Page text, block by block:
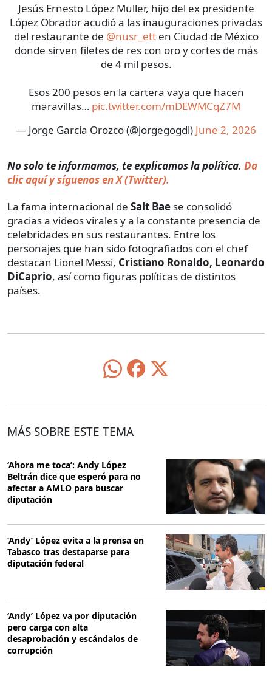
Jesús Ernesto López Muller, hijo del ex presidente
López Obrador acudió a las inauguraciones privadas
del restaurante de @nusr_etten Ciudad de México
donde sirven filetes de res con oro y cortes de más
de 4 mil pesos.
Esos 200 pesos en la cartera vaya que hacen
maravillas… pic.twitter.com/mDEWMCqZ7M
— Jorge García Orozco (@jorgegogdl) June 2, 2026
No solo te informamos, te explicamos la política. Da
clic aquí y síguenos en X (Twitter).
La fama internacional de Salt Bae se consolidó
gracias a videos virales y a la constante presencia de
celebridades en sus restaurantes. Entre los
personajes que han sido fotografiados con el chef
destacan Lionel Messi, Cristiano Ronaldo, Leonardo
DiCaprio, así como figuras políticas de distintos
países.
MÁS SOBRE ESTE TEMA
‘Ahora me toca’: Andy López
Beltrán dice que esperó para no
afectar a AMLO para buscar
diputación
‘Andy’ López evita a la prensa en
Tabasco tras destaparse para
diputación federal
‘Andy’ López va por diputación
pero carga con alta
desaprobación y escándalos de
corrupción